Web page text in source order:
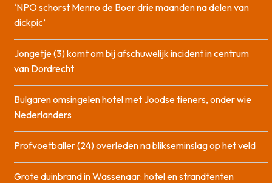
‘NPO schorst Menno de Boer drie maanden na delen van
dickpic’
Jongetje (3) komt om bij afschuwelijk incident in centrum
van Dordrecht
Bulgaren omsingelen hotel met Joodse tieners, onder wie
Nederlanders
Profvoetballer (24) overleden na blikseminslag op het veld
Grote duinbrand in Wassenaar: hotel en strandtenten